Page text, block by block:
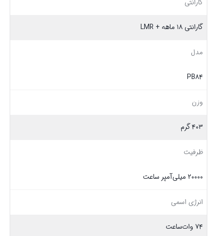
گارانتی
گارانتی ۱۸ ماهه + LMR
مدل
PB۸۴
وزن
۴۰۳ گرم
ظرفیت
۲۰۰۰۰ میلی‌آمپر ساعت
انرژی اسمی
۷۴ وات‌ساعت